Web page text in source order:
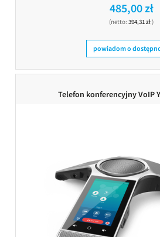
485,00 zł
(netto: 394,31 zł)
powiadom o
Telefon konferencyjny VoIP